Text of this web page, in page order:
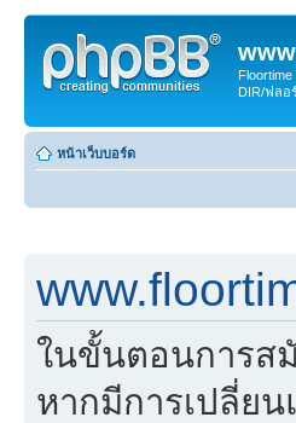
DIR/ฟลอ
หน้าเว็บบอร์ด
ในขั้นตอนการส
หากมีการเปลี่ย